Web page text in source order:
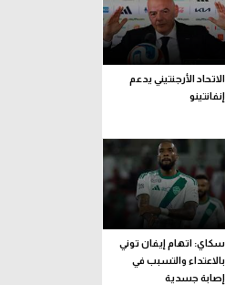
الاتحاد الأرجنتيني يدعم
إنفانتينو
سكاي: اتهام إيفان توني
بالاعتداء والتسبب في
إصابة جسدية